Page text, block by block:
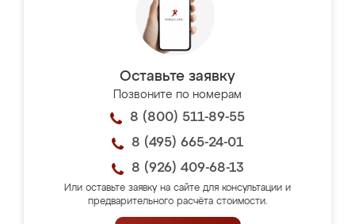
Оставьте заявку
Позвоните по номерам
8 (800) 511-89-55
8 (495) 665-24-01
8 (926) 409-68-13
Или оставьте заявку на сайте для консультации и
предварительного расчёта стоимости.